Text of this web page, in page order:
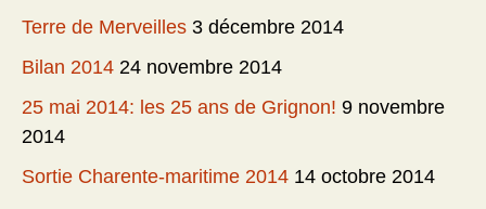
Terre de Merveilles 3 décembre 2014
Bilan 2014 24 novembre 2014
25 mai 2014: les 25 ans de Grignon! 9 novembre
2014
Sortie Charente-maritime 2014 14 octobre 2014